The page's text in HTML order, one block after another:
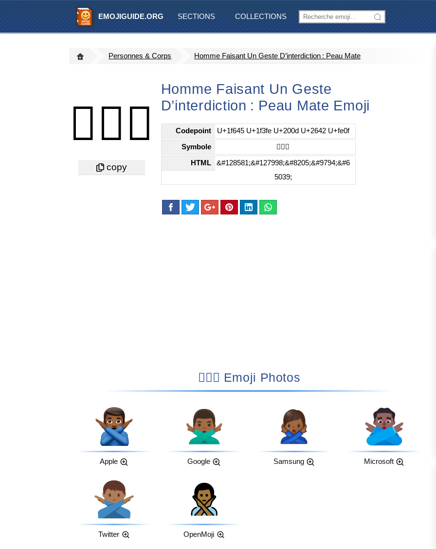
EMOJIGUIDE.ORG SECTIONS COLLECTIONS
Personnes & Corps Homme Faisant Un Geste D’interdiction : Peau Mate
🙅🏾‍♂️
Homme Faisant Un Geste
D’interdiction : Peau Mate Emoji
Codepoint U+1f645 U+1f3fe U+200d U+2642 U+fe0f
Symbole 🙅🏾‍♂️
HTML
&#128581;&#127998;&#8205;&#9794;&#6
5039;
🙅🏾‍♂️ Emoji Photos
Apple Google Samsung Microsoft
Twitter OpenMoji